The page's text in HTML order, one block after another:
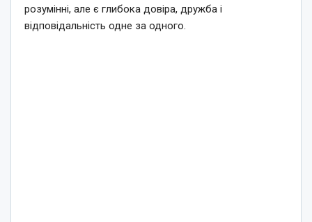
розумінні, але є глибока довіра, дружба і
відповідальність одне за одного.